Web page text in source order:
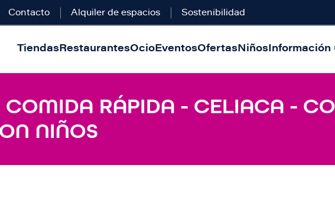
Contacto Alquiler de espacios Sostenibilidad
TiendasRestaurantesOcioEventosOfertasNiñosInformación
COMIDA RÁPIDA - CELIACA -
NIÑOS